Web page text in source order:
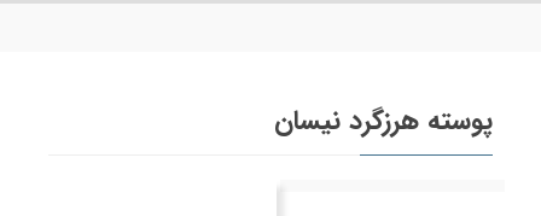
پوسته هرزگرد نیسان